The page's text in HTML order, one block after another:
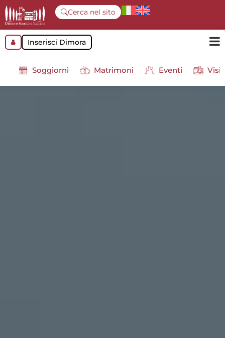
Cerca nel sito
Inserisci Dimora
Soggiorni Matrimoni Eventi